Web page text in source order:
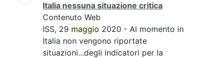
Italia nessuna situazione critica
Contenuto Web
ISS, 29 maggio 2020 - Al momento in
Italia non vengono riportate
situazioni...degli indicatori per la